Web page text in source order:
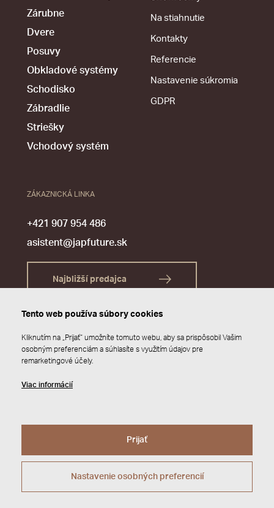
Zárubne
Dvere
Posuvy
Obkladové systémy
Schodisko
Zábradlie
Striešky
Vchodový systém
Na stiahnutie
Kontakty
Referencie
Nastavenie súkromia
GDPR
ZÁKAZNICKÁ LINKA
+421 907 954 486
asistent@japfuture.sk
Najbližší predajca
Zásady ochrany osobných údajov
Tento web používa súbory cookies
Kliknutím na „Prijať“ umožníte tomuto webu, aby sa prispôsobil Vašim
osobným preferenciám a súhlasíte s využitím údajov pre
remarketingové účely.
Viac informácií
Prijať
Nastavenie osobných preferencií